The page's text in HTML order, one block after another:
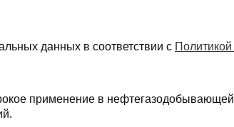
данных в соответствии с
применение в